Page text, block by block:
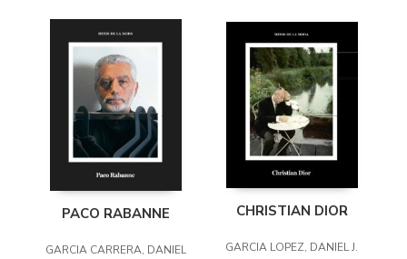
PACO RABANNE
GARCIA CARRERA, DANIEL
CHRISTIAN DIOR
GARCIA LOPEZ, DANIEL J.